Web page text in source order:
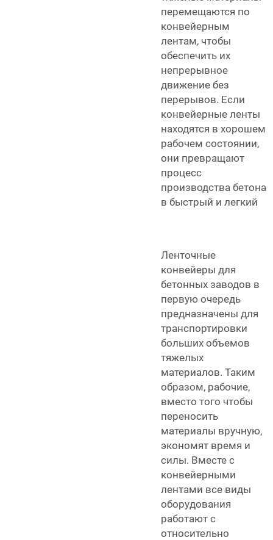
перемещаются по
конвейерным
лентам, чтобы
обеспечить их
непрерывное
движение без
перерывов. Если
конвейерные ленты
находятся в хорошем
рабочем состоянии,
они превращают
процесс
производства бетона
в быстрый и легкий
Ленточные
конвейеры для
бетонных заводов в
первую очередь
предназначены для
транспортировки
больших объемов
тяжелых
материалов. Таким
образом, рабочие,
вместо того чтобы
переносить
материалы вручную,
экономят время и
силы. Вместе с
конвейерными
лентами все виды
оборудования
работают с
относительно